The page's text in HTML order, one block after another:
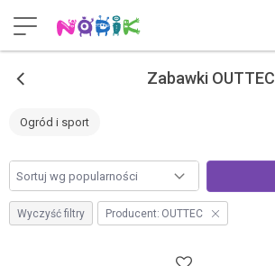
< Zabawki OUTTEC
Ogród i sport
Wyczyść filtry Producent: OUTTEC